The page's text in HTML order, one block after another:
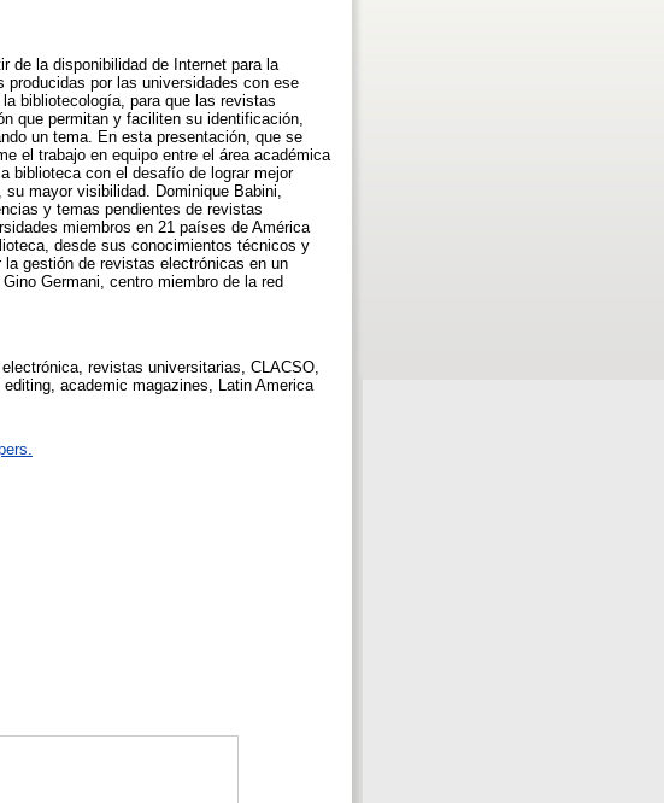
de la disponibilidad de Internet para la
por las universidades con ese
bibliotecología, para que las revistas
que permitan y faciliten su identificación,
un tema. En esta presentación, que se
el trabajo en equipo entre el área académica
biblioteca con el desafío de lograr mejor
mayor visibilidad. Dominique Babini,
y temas pendientes de revistas
miembros en 21 países de América
desde sus conocimientos técnicos y
gestión de revistas electrónicas en un
Germani, centro miembro de la red
revistas universitarias, CLACSO,
academic magazines, Latin America